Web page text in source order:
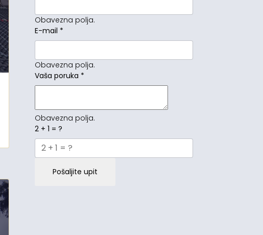
Obavezna polja.
E-mail *
Obavezna polja.
Vaša poruka *
Obavezna polja.
2 + 1 = ?
Pošaljite upit